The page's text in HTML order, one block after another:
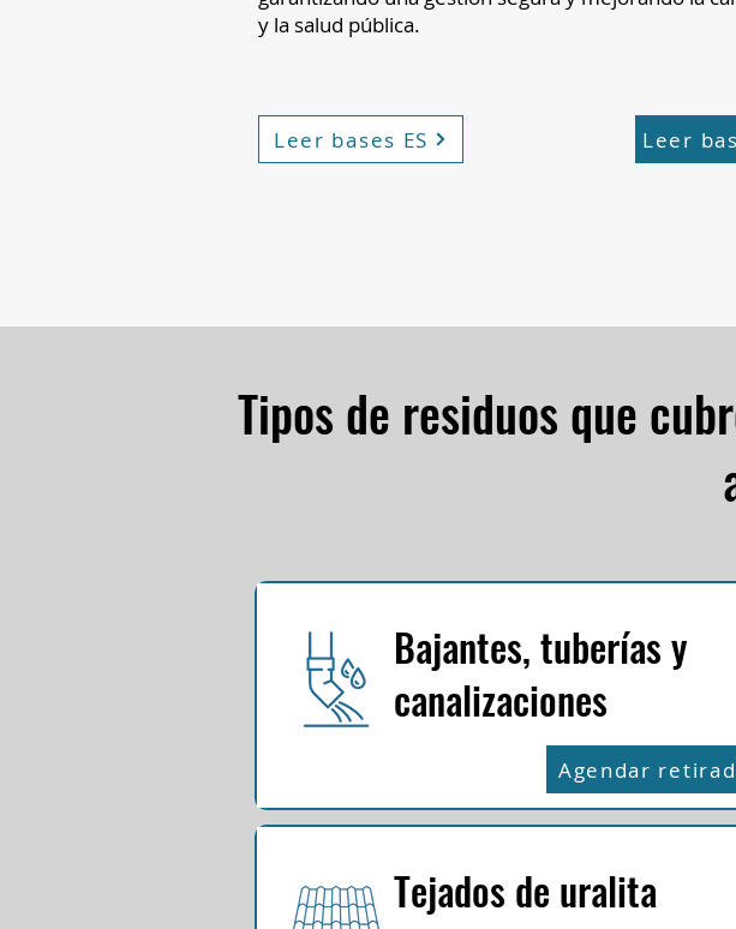
y la salud pública.
Leer bases ES Leer
Tipos de residuos que
Bajantes, tuberías y
canalizaciones
Agendar
Tejados de uralita